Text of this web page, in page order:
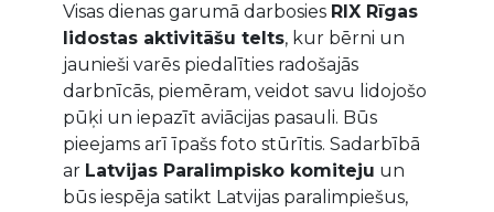
Visas dienas garumā darbosies RIX Rīgas
lidostas aktivitāšu telts, kur bērni un
jaunieši varēs piedalīties radošajās
darbnīcās, piemēram, veidot savu lidojošo
pūķi un iepazīt aviācijas pasauli. Būs
pieejams arī īpašs foto stūrītis. Sadarbībā
ar Latvijas Paralimpisko komiteju un
būs iespēja satikt Latvijas paralimpiešus,